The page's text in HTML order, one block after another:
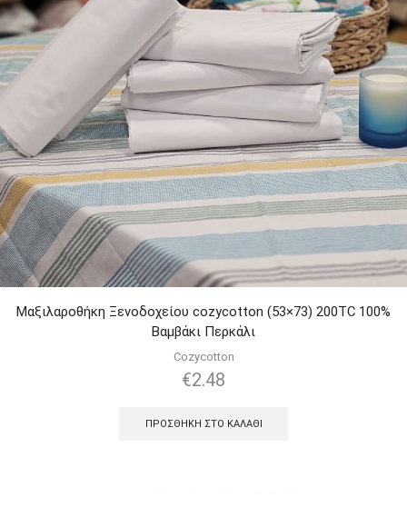
Μαξιλαροθήκη Ξενοδοχείου cozycotton (53×73) 200TC 100%
Βαμβάκι Περκάλι
Cozycotton
€2.48
ΠΡΟΣΘΉΚΗ ΣΤΟ ΚΑΛΆΘΙ